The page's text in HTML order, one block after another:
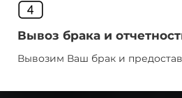
Вывоз брака и
Вывозим Ваш брак и